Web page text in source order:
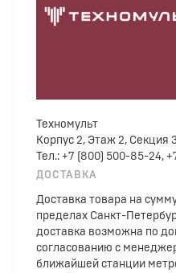
Техномульт
Корпус 2, Этаж 2, Секция
Тел.: +7 (800) 500-85-24,
ДОСТАВКА
Доставка товара на
пределах Санкт-
доставка возможна по
согласованию с
ближайшей станции